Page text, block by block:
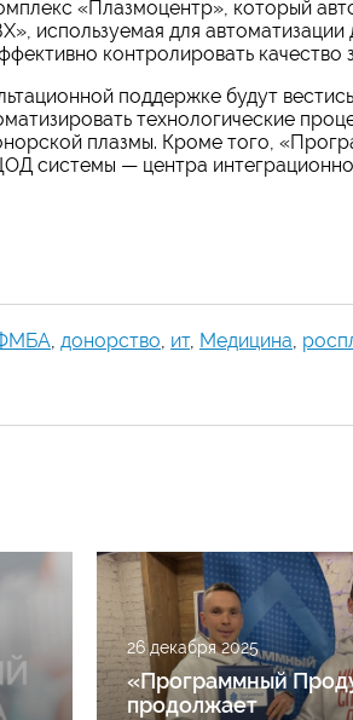
«Плазмоцентр», который
используемая для автоматизации
контролировать качество
поддержке будут
технологические
плазмы. Кроме того,
системы — центра
, донорство, ит, Медицина,
26 декабря 2025
«Программный
продолжает